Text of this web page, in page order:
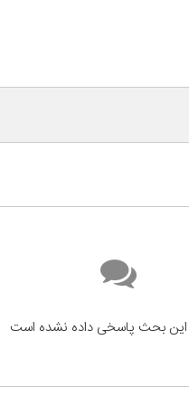
این بحث پاسخی داده نشده است